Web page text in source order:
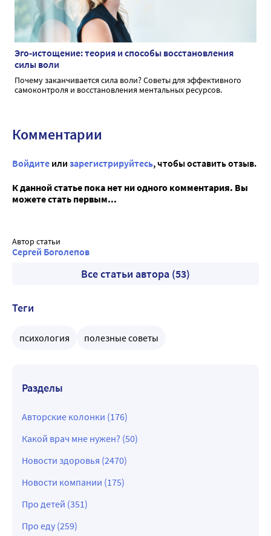
Эго-истощение: теория и способы восстановления
силы воли
Почему заканчивается сила воли? Советы для эффективного
самоконтроля и восстановления ментальных ресурсов.
Комментарии
Войдите или зарегистрируйтесь, чтобы оставить отзыв.
К данной статье пока нет ни одного комментария. Вы
можете стать первым...
Автор статьи
Сергей Боголепов
Все статьи автора (53)
Теги
психология полезные советы
Разделы
Авторские колонки (176)
Какой врач мне нужен? (50)
Новости здоровья (2470)
Новости компании (175)
Про детей (351)
Про еду (259)